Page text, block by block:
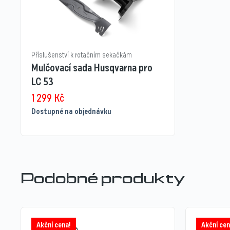
Příslušenství k rotačním sekačkám
Mulčovací sada Husqvarna pro
LC 53
1 299 Kč
Dostupné na objednávku
Podobné produkty
Akční cena! Akční